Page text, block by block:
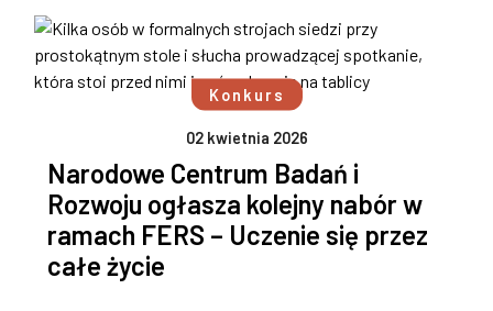
Konkurs
02 kwietnia 2026
Narodowe Centrum Badań i
Rozwoju ogłasza kolejny nabór w
ramach FERS – Uczenie się przez
całe życie